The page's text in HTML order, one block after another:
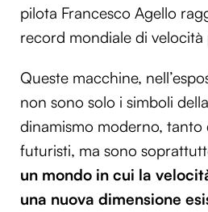
pilota Francesco Agello
record mondiale di
Queste macchine,
non sono solo i simboli
dinamismo moderno, tanto
futuristi, ma sono
un mondo in cui la
una nuova dimensione